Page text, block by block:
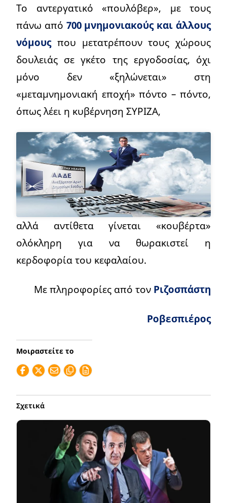
Το αντεργατικό «πουλόβερ», με τους
πάνω από 700 μνημονιακούς και άλλους
νόμουςπου μετατρέπουν τους χώρους
δουλειάς σε γκέτο της εργοδοσίας, όχι
μόνο δεν «ξηλώνεται» στη
«μεταμνημονιακή εποχή» πόντο – πόντο,
όπως λέει η κυβέρνηση ΣΥΡΙΖΑ,
αλλά αντίθετα γίνεται «κουβέρτα»
ολόκληρη για να θωρακιστεί η
κερδοφορία του κεφαλαίου.
Με πληροφορίες από τον Ριζοσπάστη
Ροβεσπιέρος
Μοιραστείτε το
Σχετικά